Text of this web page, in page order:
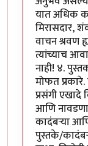
यात अधिक
मिरासदार,
वाचन श्रवण
त्यांच्याच
नाही! ४.
मोफत
प्रसंगी
आणि
कादंबऱ्या
पुस्तके/